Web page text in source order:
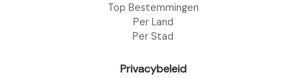
Top Bestemmingen
Per Land
Per Stad
Privacybeleid